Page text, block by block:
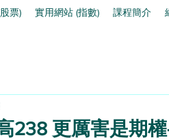
票) 實用網站 (指數) 課程簡介
238 更厲害是期